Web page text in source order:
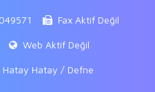
Fax Aktif Değil
Web Aktif Değil
Hatay / Defne